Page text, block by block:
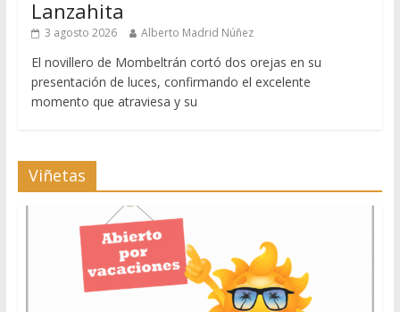
Lanzahita
3 agosto 2026 Alberto Madrid Núñez
El novillero de Mombeltrán cortó dos orejas en su
presentación de luces, confirmando el excelente
momento que atraviesa y su
Viñetas